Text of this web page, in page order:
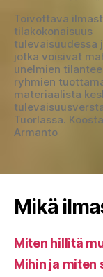
Toivottava
tilakokonaisuus
tulevaisuudessa
jotka voisivat
unelmien
ryhmien
materiaalista
Tuorlassa.
Armanto
Mikä
Miten hillitä
Mihin ja miten